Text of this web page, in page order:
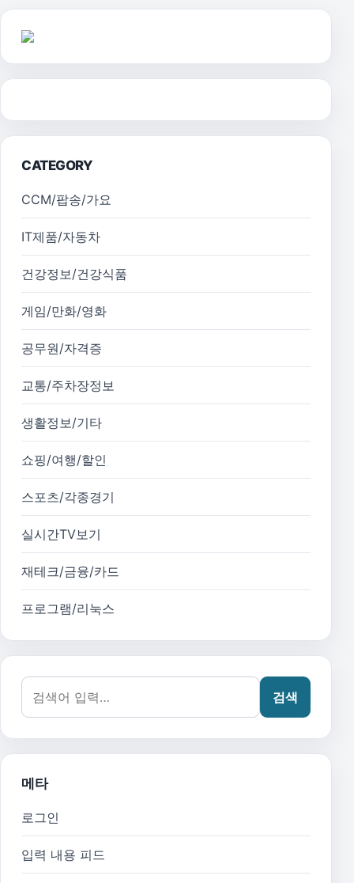
CATEGORY
CCM/팝송/가요
IT제품/자동차
건강정보/건강식품
게임/만화/영화
공무원/자격증
교통/주차장정보
생활정보/기타
쇼핑/여행/할인
스포츠/각종경기
실시간TV보기
재테크/금융/카드
프로그램/리눅스
검색어:
검색
메타
로그인
입력 내용 피드